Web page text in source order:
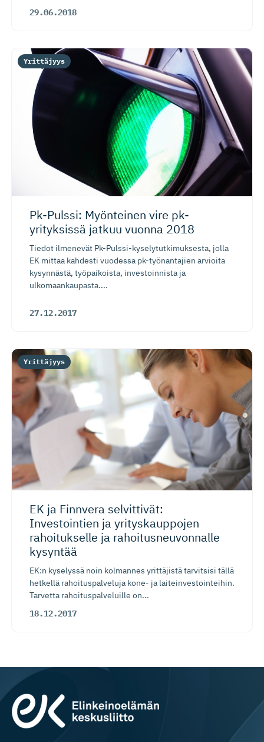
29.06.2018
Pk-Pulssi: Myönteinen vire pk-
yrityksissä jatkuu vuonna 2018
Tiedot ilmenevät Pk-Pulssi-kyselytutkimuksesta, jolla
EK mittaa kahdesti vuodessa pk-työnantajien arvioita
kysynnästä, työpaikoista, investoinnista ja
ulkomaankaupasta....
27.12.2017
Yrittäjyys
EK ja Finnvera selvittivät:
Investointien ja yrityskauppojen
rahoitukselle ja rahoitusneu­vonnalle
kysyntää
EK:n kyselyssä noin kolmannes yrittäjistä tarvitsisi tällä
hetkellä rahoituspalveluja kone- ja laiteinvestointeihin.
Tarvetta rahoituspalveluille on...
18.12.2017
Yrittäjyys